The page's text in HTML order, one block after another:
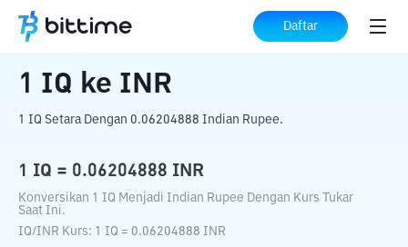
Daftar
Beranda Konverter Kripto
1 IQ ke INR
1 IQ Setara Dengan 0.06204888 Indian Rupee.
1 IQ = 0.06204888 INR
Konversikan 1 IQ Menjadi Indian Rupee Dengan Kurs Tukar
Saat Ini.
IQ/INR Kurs: 1 IQ = 0.06204888 INR